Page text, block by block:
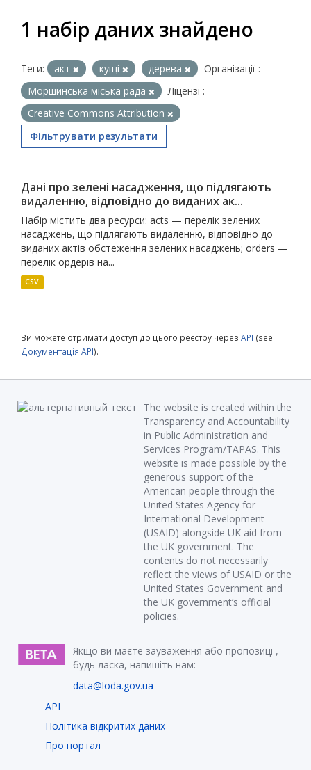
1 набір даних знайдено
Теги: акт кущі дерева
Організації :
Моршинська міська рада
Ліцензії:
Creative Commons Attribution
Фільтрувати результати
Дані про зелені насадження, що підлягають
видаленню, відповідно до виданих ак...
Набір містить два ресурси: acts — перелік зелених
насаджень, що підлягають видаленню, відповідно до
виданих актів обстеження зелених насаджень; orders —
перелік ордерів на...
CSV
Ви можете отримати доступ до цього реєстру через API (see
Документація API).
The website is created within the
Transparency and Accountability
in Public Administration and
Services Program/TAPAS. This
website is made possible by the
generous support of the
American people through the
United States Agency for
International Development
(USAID) alongside UK aid from
the UK government. The
contents do not necessarily
reflect the views of USAID or the
United States Government and
the UK government’s official
policies.
Якщо ви маєте зауваження або пропозиції,
будь ласка, напишіть нам:
data@loda.gov.ua
API
Політика відкритих даних
Про портал